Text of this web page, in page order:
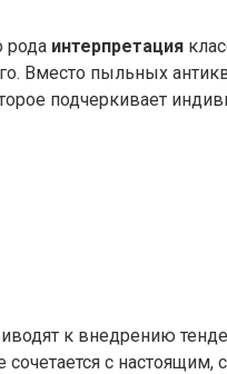
рода интерпретация
Вместо пыльных
подчеркивает
к внедрению
с настоящим,